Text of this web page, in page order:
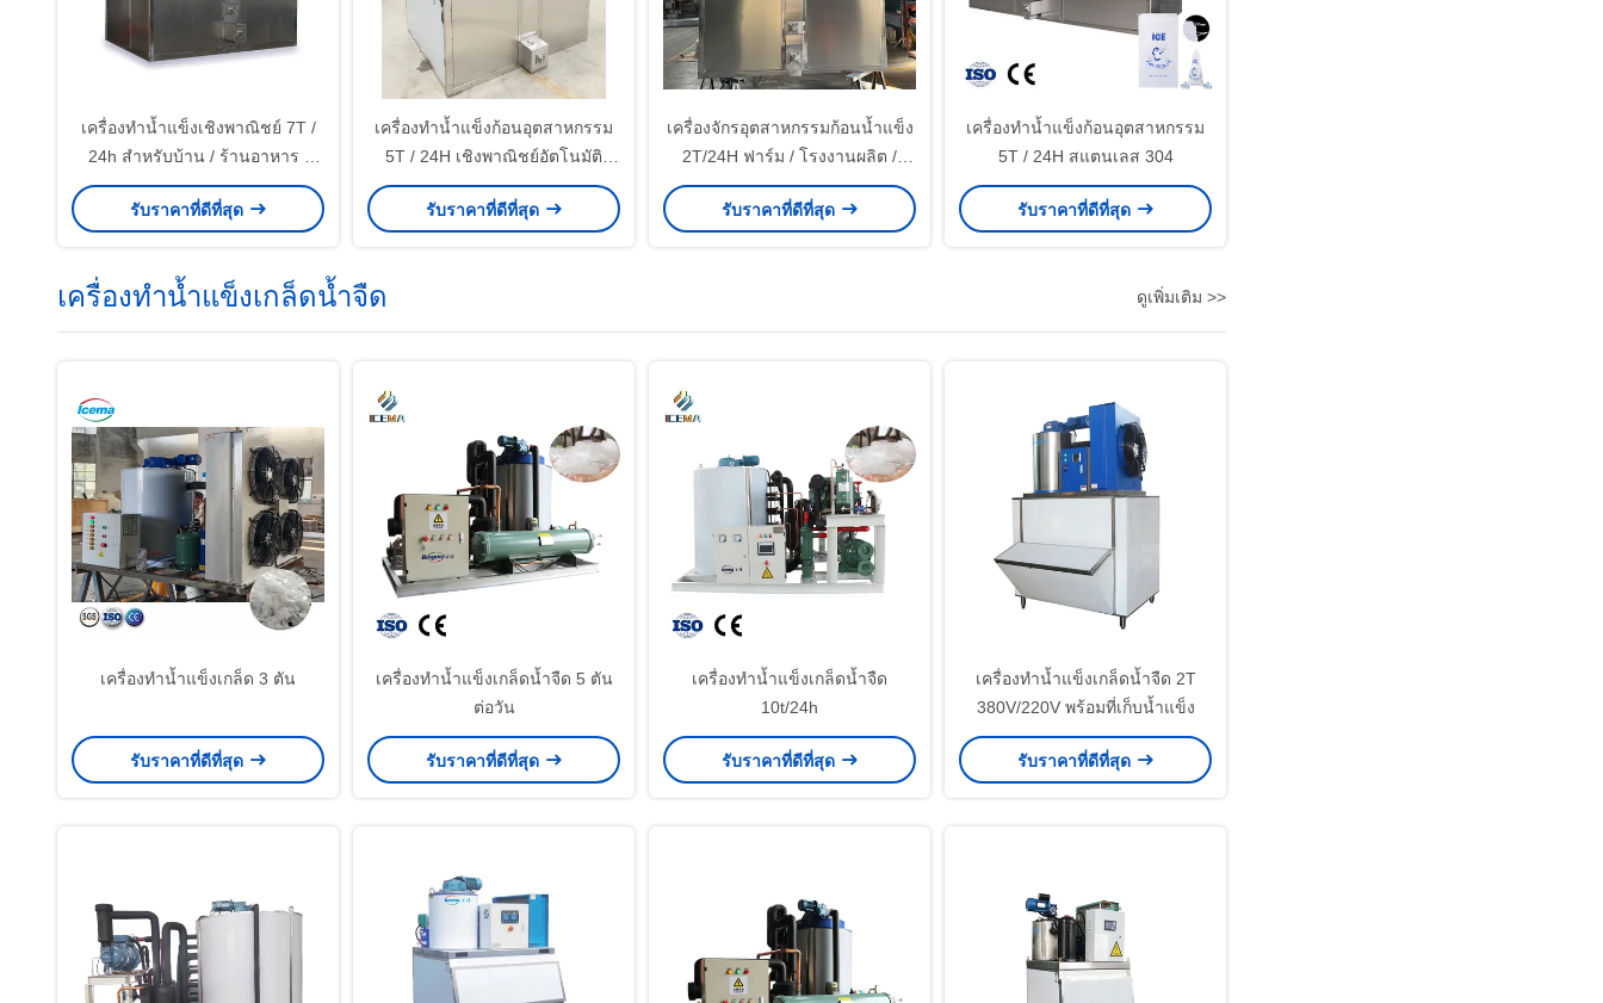
เครื่องทำน้ำแข็งเชิงพาณิชย์ 7T /
24h สำหรับบ้าน / ร้านอาหาร /
ร้านค้า / ดื่ม / บาร์
รับราคาที่ดีที่สุด
เครื่องทำน้ำแข็งก้อนอุตสาหกรรม
5T / 24H เชิงพาณิชย์อัตโนมัติ
สำหรับบ้าน / ร้านอาหาร / ร้านค้า /
ดื่ม / บาร์
รับราคาที่ดีที่สุด
เครื่องจักรอุตสาหกรรมก้อนน้ำแข็ง
2T/24H ฟาร์ม / โรงงานผลิต /
โรงงาน
รับราคาที่ดีที่สุด
เครื่องทำน้ำแข็งก้อนอุตสาหกรรม
5T / 24H สแตนเลส 304
รับราคาที่ดีที่สุด
เครื่องทำน้ำแข็งเกล็ดน้ำจืด ดูเพิ่มเติม >>
เครื่องทำน้ำแข็งเกล็ด 3 ตัน
รับราคาที่ดีที่สุด
เครื่องทำน้ำแข็งเกล็ดน้ำจืด 5 ตัน
ต่อวัน
รับราคาที่ดีที่สุด
เครื่องทำน้ำแข็งเกล็ดน้ำจืด
10t/24h
รับราคาที่ดีที่สุด
เครื่องทำน้ำแข็งเกล็ดน้ำจืด 2T
380V/220V พร้อมที่เก็บน้ำแข็ง
รับราคาที่ดีที่สุด